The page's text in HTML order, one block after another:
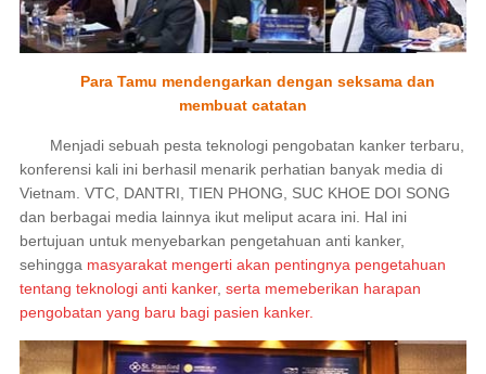
Para Tamu mendengarkan dengan seksama dan
membuat catatan
Menjadi sebuah pesta teknologi pengobatan kanker terbaru,
konferensi kali ini berhasil menarik perhatian banyak media di
Vietnam. VTC, DANTRI, TIEN PHONG, SUC KHOE DOI SONG
dan berbagai media lainnya ikut meliput acara ini. Hal ini
bertujuan untuk menyebarkan pengetahuan anti kanker,
sehingga masyarakat mengerti akan pentingnya pengetahuan
tentang teknologi anti kanker, serta memeberikan harapan
pengobatan yang baru bagi pasien kanker.